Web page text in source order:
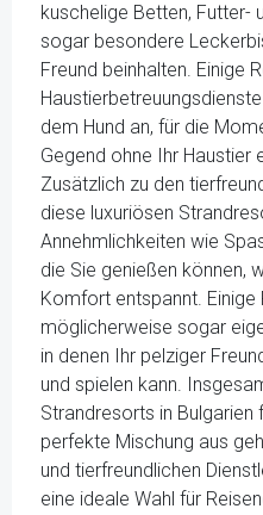
kuschelige Betten, Futter-
sogar besondere
Freund beinhalten. Einige
dem Hund an, für die
Gegend ohne Ihr Haustier
Zusätzlich zu den
diese luxuriösen
Annehmlichkeiten wie
die Sie genießen können,
Komfort entspannt. Einige
möglicherweise sogar
in denen Ihr pelziger
und spielen kann.
Strandresorts in Bulgarien
perfekte Mischung aus
und tierfreundlichen
eine ideale Wahl für